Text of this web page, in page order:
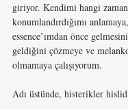
giriyor. Kendimi hangi
konumlandırdığımı
essence’ımdan önce
geldiğini çözmeye ve
olmamaya çalışıyorum.
Adı üstünde, histerikler